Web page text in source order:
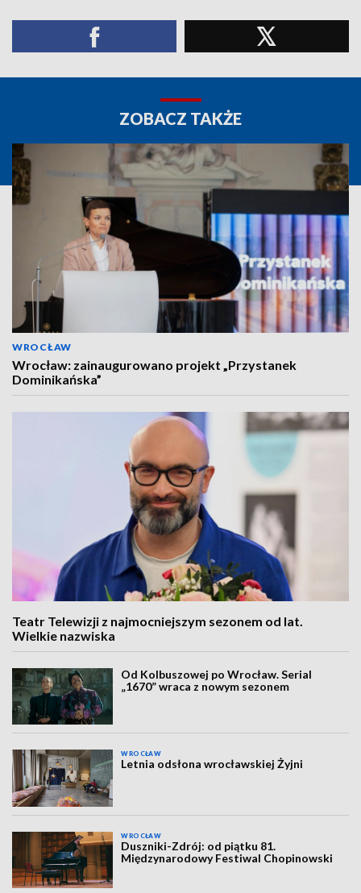
ZOBACZ TAKŻE
WROCŁAW
Wrocław: zainaugurowano projekt „Przystanek
Dominikańska”
Teatr Telewizji z najmocniejszym sezonem od lat.
Wielkie nazwiska
Od Kolbuszowej po Wrocław. Serial
„1670” wraca z nowym sezonem
WROCŁAW
Letnia odsłona wrocławskiej Żyjni
WROCŁAW
Duszniki-Zdrój: od piątku 81.
Międzynarodowy Festiwal Chopinowski